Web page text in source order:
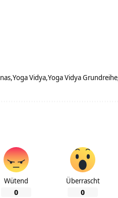
Yoga Vidya Yoga Vidya Grundreihe
Wütend
0
Überrascht
0